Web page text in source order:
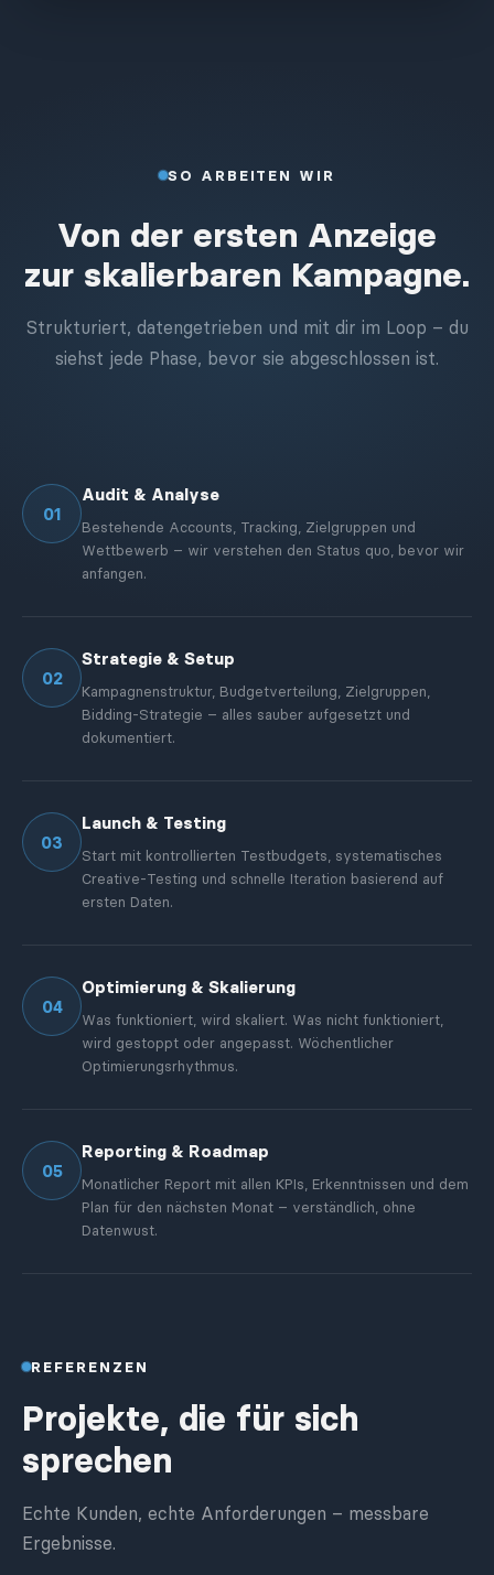
SO ARBEITEN WIR
Von der ersten Anzeige
zur skalierbaren Kampagne.
Strukturiert, datengetrieben und mit dir im Loop – du
siehst jede Phase, bevor sie abgeschlossen ist.
01
Audit & Analyse
Bestehende Accounts, Tracking, Zielgruppen und
Wettbewerb – wir verstehen den Status quo, bevor wir
anfangen.
02
Strategie & Setup
Kampagnenstruktur, Budgetverteilung, Zielgruppen,
Bidding-Strategie – alles sauber aufgesetzt und
dokumentiert.
03
Launch & Testing
Start mit kontrollierten Testbudgets, systematisches
Creative-Testing und schnelle Iteration basierend auf
ersten Daten.
04
Optimierung & Skalierung
Was funktioniert, wird skaliert. Was nicht funktioniert,
wird gestoppt oder angepasst. Wöchentlicher
Optimierungsrhythmus.
05
Reporting & Roadmap
Monatlicher Report mit allen KPIs, Erkenntnissen und dem
Plan für den nächsten Monat – verständlich, ohne
Datenwust.
REFERENZEN
Projekte, die für sich
sprechen
Echte Kunden, echte Anforderungen – messbare
Ergebnisse.